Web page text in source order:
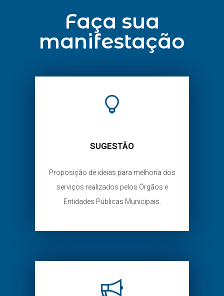
Faça sua
manifestação
SUGESTÃO
Proposição de ideias para melhoria dos
serviços realizados pelos Órgãos e
Entidades Públicas Municipais.